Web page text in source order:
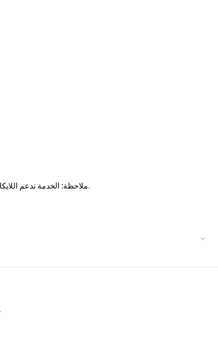
📌 ملاحظة: الخدمة تدعم اللايكات الظاهرة فقط، ولا تضمن دخول الترند أو زيادة التفاعل الحقيقي.